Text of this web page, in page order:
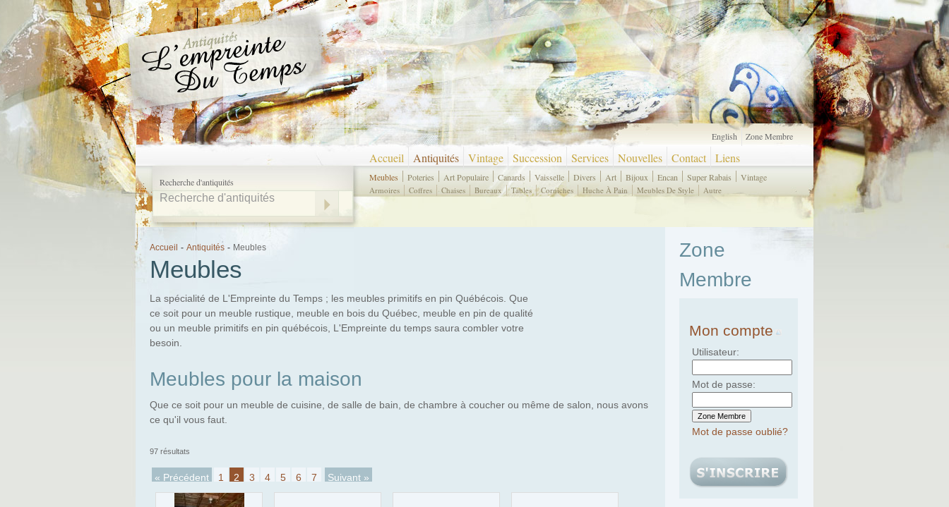
Recherche d'antiquités
Accueil Antiquités Vintage Succession Services Nouvelles Contact Liens
English Zone Membre
Meubles Poteries Art Populaire Canards Vaisselle Divers Art Bijoux Encan Super Rabais Vintage
Armoires Coffres Chaises Bureaux Tables Corniches Huche À Pain Meubles De Style Autre
Accueil - Antiquités - Meubles
Meubles
La spécialité de L'Empreinte du Temps ; les meubles primitifs en pin Québécois. Que
ce soit pour un meuble rustique, meuble en bois du Québec, meuble en pin de qualité
ou un meuble primitifs en pin québécois, L'Empreinte du temps saura combler votre
besoin.
Meubles pour la maison
Que ce soit pour un meuble de cuisine, de salle de bain, de chambre à coucher ou même de salon, nous avons
ce qu'il vous faut.
97 résultats
« Précédent 1 2 3 4 5 6 7 Suivant »
Zone
Membre
Mon compte
Utilisateur:
Mot de passe:
Mot de passe oublié?